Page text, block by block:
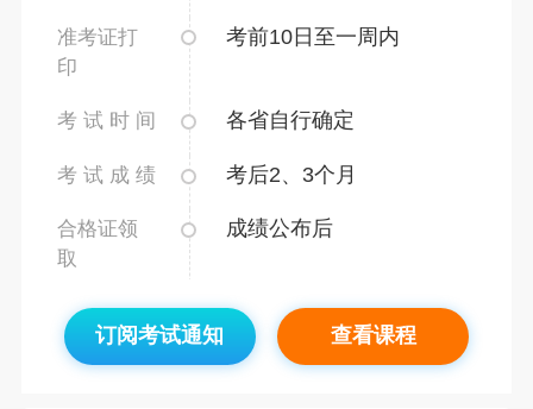
准考证打
印
考前10日至一周内
考 试 时 间 各省自行确定
考 试 成 绩 考后2、3个月
合格证领
取
成绩公布后
订阅考试通知 查看课程